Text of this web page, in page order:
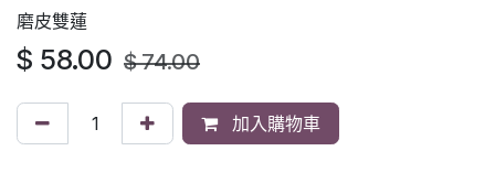
磨皮雙蓮
$ 58.00 $74.00
加入購物車